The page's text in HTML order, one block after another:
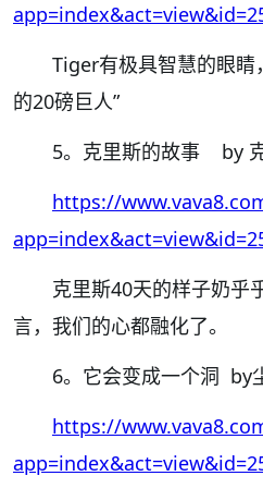
Tiger有极具智慧的眼睛
的20磅巨人”
5。克里斯的故事 by
https://
克里斯40天的样子奶乎
言，我们的心都融化了。
6。它会变成一个洞 by
https://